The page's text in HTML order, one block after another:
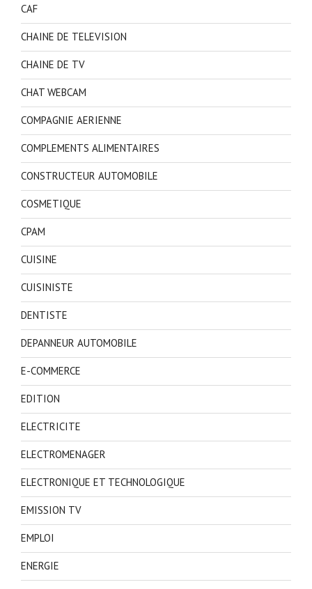
CAF
CHAINE DE TELEVISION
CHAINE DE TV
CHAT WEBCAM
COMPAGNIE AERIENNE
COMPLEMENTS ALIMENTAIRES
CONSTRUCTEUR AUTOMOBILE
COSMETIQUE
CPAM
CUISINE
CUISINISTE
DENTISTE
DEPANNEUR AUTOMOBILE
E-COMMERCE
EDITION
ELECTRICITE
ELECTROMENAGER
ELECTRONIQUE ET TECHNOLOGIQUE
EMISSION TV
EMPLOI
ENERGIE